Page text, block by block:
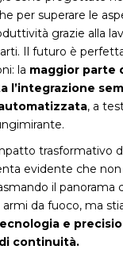
per superare le
grazie alla
Il futuro è
la maggior parte
l’integrazione
, a
trasformativo
evidente che
il panorama
da fuoco, ma
e
continuità.